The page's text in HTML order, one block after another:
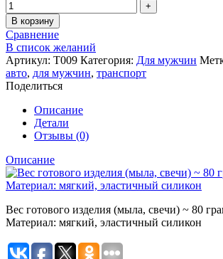
В корзину
Сравнение
В список желаний
Артикул: Т009 Категория: Для мужчин
авто, для мужчин, транспорт
Поделиться
Описание
Детали
Отзывы (0)
Описание
Вес готового изделия (мыла, свечи) ~ 80
Материал: мягкий, эластичный силикон